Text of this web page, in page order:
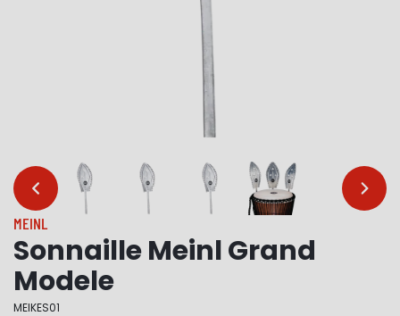
… …
MEINL
Sonnaille Meinl Grand
Modele
MEIKES01